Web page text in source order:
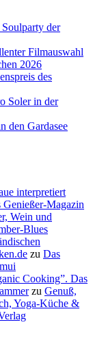
Soulparty der
Filmauswahl
2026
des
Soler in der
den Gardasee
interpretiert
Genießer-Magazin
Wein und
Blues
zu Das
Cooking”. Das
zu Genuß,
Yoga-Küche &